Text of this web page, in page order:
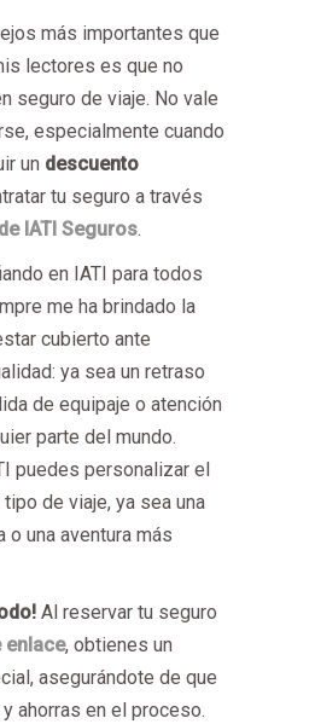
más importantes que
lectores es que no
seguro de viaje. No vale
especialmente cuando
un descuento
tu seguro a través
IATI Seguros.
en IATI para todos
me ha brindado la
cubierto ante
ya sea un retraso
de equipaje o atención
parte del mundo.
puedes personalizar el
de viaje, ya sea una
o una aventura más
Al reservar tu seguro
enlace, obtienes un
asegurándote de que
ahorras en el proceso.